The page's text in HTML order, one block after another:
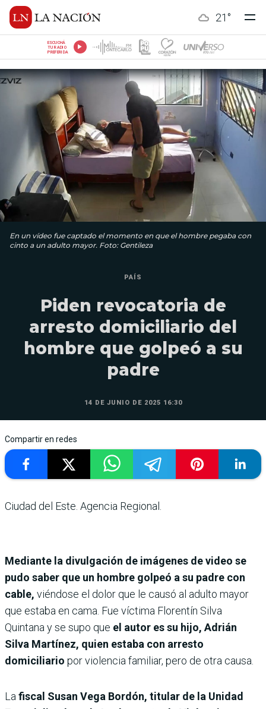
21 °
ESCUCHÁ
TU RADIO
PREFERIDA
En un vídeo fue captado el momento en que el hombre pegaba con
cinto a un adulto mayor. Foto: Gentileza
PAÍS
Piden revocatoria de
arresto domiciliario del
hombre que golpeó a su
padre
14 DE JUNIO DE 2025 16:30
Compartir en redes
Ciudad del Este. Agencia Regional.
Mediante la divulgación de imágenes de video se
pudo saber que un hombre golpeó a su padre con
cable, viéndose el dolor que le causó al adulto mayor
que estaba en cama. Fue víctima Florentín Silva
Quintana y se supo que el autor es su hijo, Adrián
Silva Martínez, quien estaba con arresto
domiciliario por violencia familiar, pero de otra causa.
La fiscal Susan Vega Bordón, titular de la Unidad